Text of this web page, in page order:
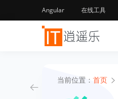
Angular 在线工具
当前位置： 首页